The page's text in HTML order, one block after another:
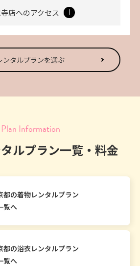
店へのアクセス
ンタルプランを選ぶ
Plan Information
ルプラン一覧・料金
都の着物レンタルプラン
覧へ
都の浴衣レンタルプラン
覧へ